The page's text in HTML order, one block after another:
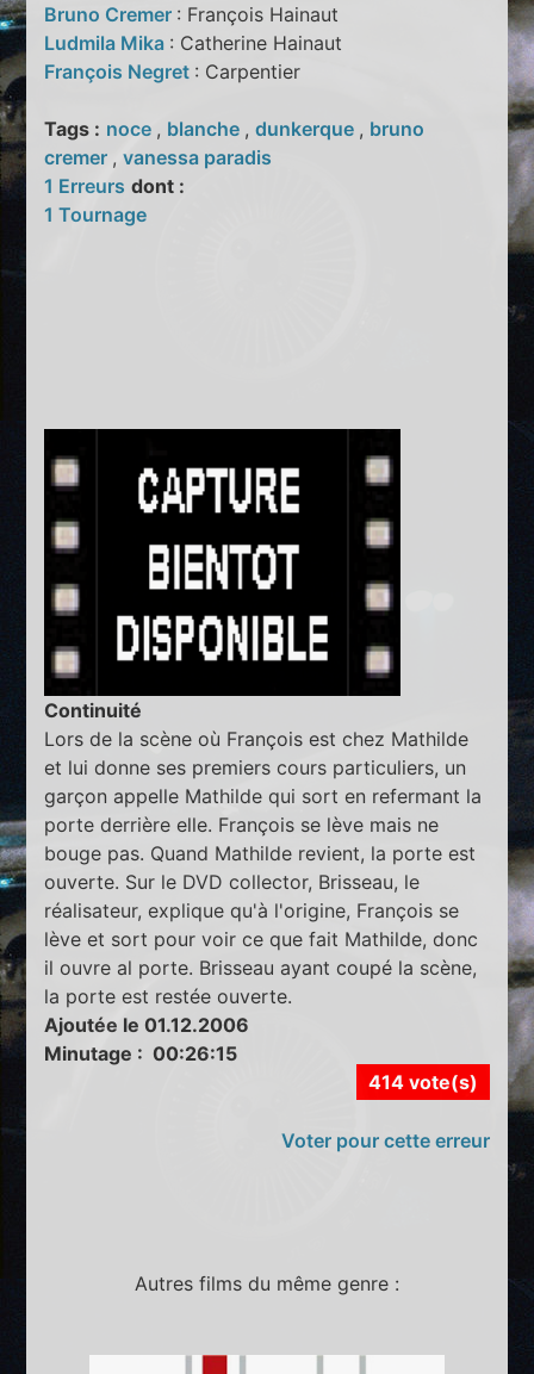
Bruno Cremer : François Hainaut
Ludmila Mika : Catherine Hainaut
François Negret : Carpentier
Tags : noce , blanche ,dunkerque , bruno
cremer ,vanessa paradis
1 Erreurs dont :
1 Tournage
Continuité
Lors de la scène où François est chez Mathilde
et lui donne ses premiers cours particuliers, un
garçon appelle Mathilde qui sort en refermant la
porte derrière elle. François se lève mais ne
bouge pas. Quand Mathilde revient, la porte est
ouverte. Sur le DVD collector, Brisseau, le
réalisateur, explique qu'à l'origine, François se
lève et sort pour voir ce que fait Mathilde, donc
il ouvre al porte. Brisseau ayant coupé la scène,
la porte est restée ouverte.
Ajoutée le 01.12.2006
Minutage : 00:26:15
414 vote(s)
Voter pour cette erreur
Autres films du même genre :